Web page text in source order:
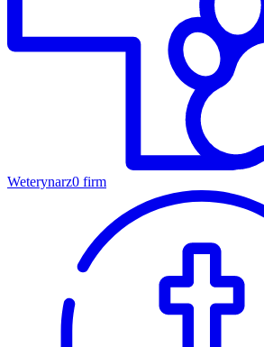
Weterynarz0 firm